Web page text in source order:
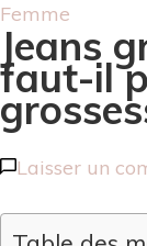
Femme
Jeans
faut-il
Laisser un